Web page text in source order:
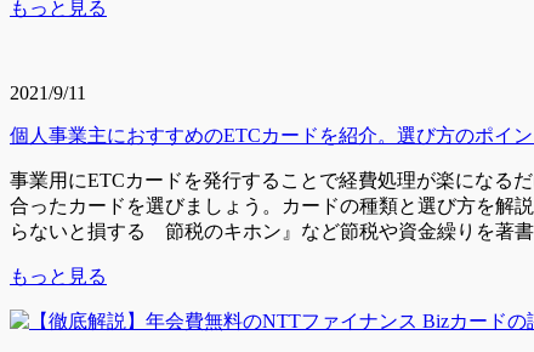
もっと見る
2021/9/11
個人事業主におすすめのETCカードを紹介。選び方のポイン
事業用にETCカードを発行することで経費処理が楽になる
合ったカードを選びましょう。カードの種類と選び方を解
らないと損する 節税のキホン』など節税や資金繰りを著
もっと見る